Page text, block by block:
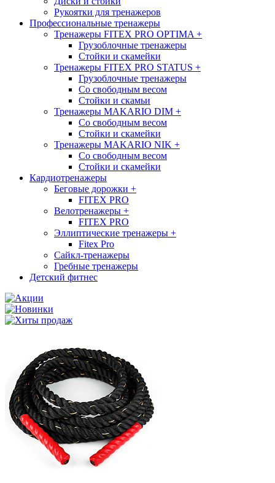
Рукоятки для тренажеров
Профессиональные тренажеры
Тренажеры FITEX PRO OPTIMA +
Грузоблочные тренажеры
Стойки и скамейки
Тренажеры FITEX PRO STATUS +
Грузоблочные тренажеры
Со свободным весом
Стойки и скамьи
Тренажеры MAKARIO DIM +
Со свободным весом
Стойки и скамейки
Тренажеры MAKARIO NIK +
Со свободным весом
Стойки и скамейки
Кардиотренажеры
Беговые дорожки +
FITEX PRO
Велотренажеры +
FITEX PRO
Эллиптические тренажеры +
Fitex Pro
Сайкл-тренажеры
Гребные тренажеры
Детский фитнес